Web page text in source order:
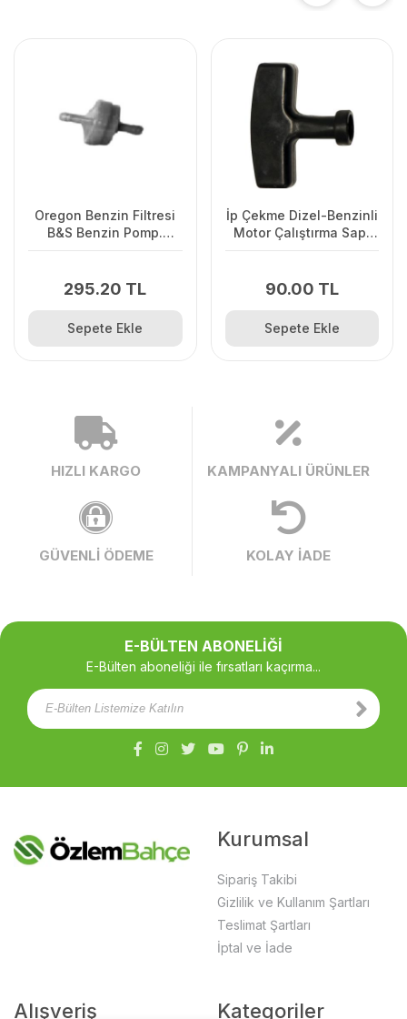
Oregon Benzin Filtresi
B&S Benzin Pomp.
295.20 TL
Sepete Ekle
İp Çekme Dizel-Benzinli
Motor Çalıştırma Sapı
90.00 TL
Sepete Ekle
HIZLI KARGO KAMPANYALI ÜRÜNLER
GÜVENLİ ÖDEME KOLAY İADE
E-BÜLTEN ABONELİĞİ
E-Bülten aboneliği ile fırsatları kaçırma...
Kurumsal
Sipariş Takibi
Gizlilik ve Kullanım Şartları
Teslimat Şartları
İptal ve İade
Alışveriş Kategoriler